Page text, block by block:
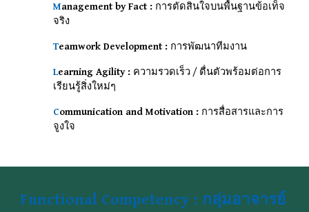
Management by Fact : การตัดสินใจบนพื้นฐานข้อเท็จ
จริง
Teamwork Development : การพัฒนาทีมงาน
Learning Agility : ความรวดเร็ว / ตื่นตัวพร้อมต่อการ
เรียนรู้สิ่งใหม่ๆ
Communication and Motivation : การสื่อสารและการ
จูงใจ
Functional Competency : กลุ่มอาจารย์